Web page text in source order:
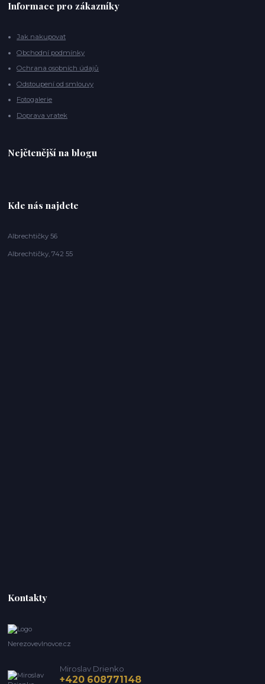
Informace pro zákazníky
Jak nakupovat
Obchodní podmínky
Ochrana osobních údajů
Odstoupení od smlouvy
Fotogalerie
Doprava vratek
Nejčtenější na blogu
Kde nás najdete
Albrechtičky 56
Albrechtičky, 742 55
Kontakty
Nerezovevlnovce.cz
Miroslav Drienko
+420 608771148